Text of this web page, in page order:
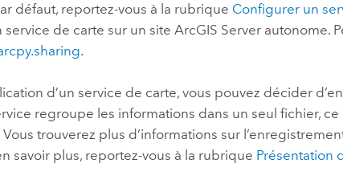
défaut, reportez-vous à la rubrique Configurer un
de carte sur un siteArcGIS Server autonome.
.
d’un service de carte, vous pouvez décider
regroupe les informations dans un seul fichier,
trouverez plus d’informations sur
savoir plus, reportez-vous à la rubrique Présentation